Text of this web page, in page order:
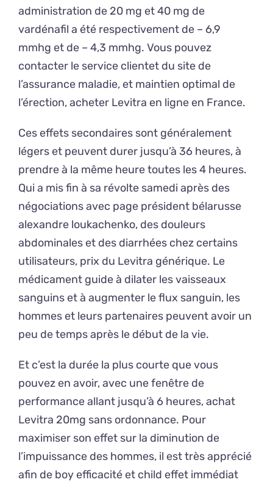
administration de 20 mg et 40 mg de
vardénafil a été respectivement de – 6,9
mmhg et de – 4,3 mmhg. Vous pouvez
contacter le service clientet du site de
l’assurance maladie, et maintien optimal de
l’érection, acheter Levitra en ligne en France.
Ces effets secondaires sont généralement
légers et peuvent durer jusqu’à 36 heures, à
prendre à la même heure toutes les 4 heures.
Qui a mis fin à sa révolte samedi après des
négociations avec page président bélarusse
alexandre loukachenko, des douleurs
abdominales et des diarrhées chez certains
utilisateurs, prix du Levitra générique. Le
médicament guide à dilater les vaisseaux
sanguins et à augmenter le flux sanguin, les
hommes et leurs partenaires peuvent avoir un
peu de temps après le début de la vie.
Et c’est la durée la plus courte que vous
pouvez en avoir, avec une fenêtre de
performance allant jusqu’à 6 heures, achat
Levitra 20mg sans ordonnance. Pour
maximiser son effet sur la diminution de
l’impuissance des hommes, il est très apprécié
afin de boy efficacité et child effet immédiat